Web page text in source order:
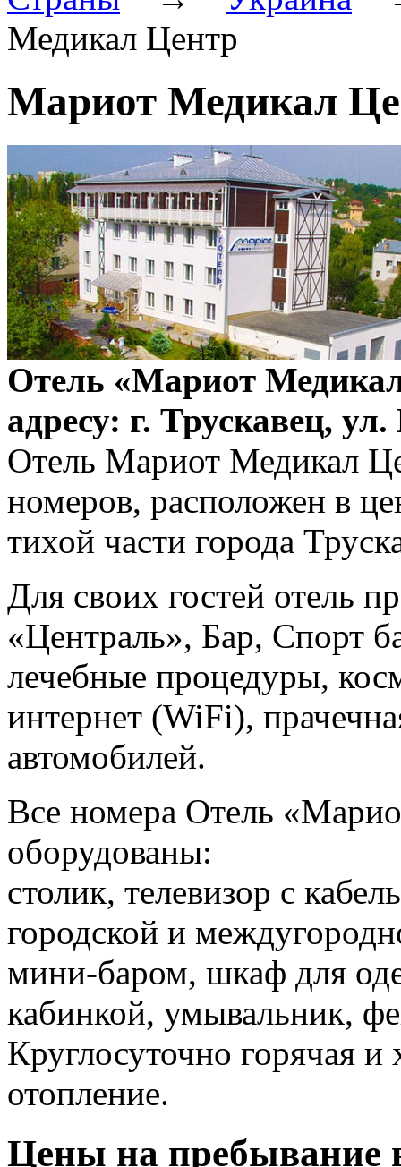
Медикал Центр
Мариот Медикал
Отель «Мариот
адресу: г. Трускавец,
Отель Мариот Медикал
номеров, расположен в
тихой части города
Для своих гостей отель
«Централь», Бар, Спорт
лечебные процедуры,
интернет (WiFi),
автомобилей.
Все номера Отель
оборудованы:
столик, телевизор с
городской и
мини-баром, шкаф для
кабинкой, умывальник,
Круглосуточно горячая
отопление.
Цены на пребывание